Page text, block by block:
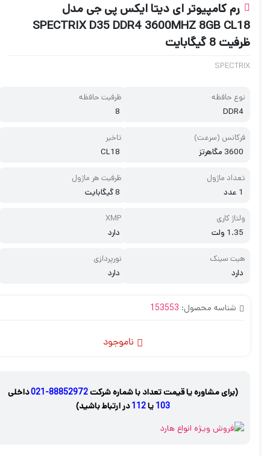
رم کامپیوتر ای دیتا ایکس پی جی مدل
SPECTRIX D35 DDR4 3600MHZ 8GB CL18
ظرفیت 8 گیگابایت
SPECTRIX
نوع حافظه
DDR4
ظرفیت حافظه
فرکانس (سرعت)
3600 مگاهرتز
تاخیر
CL18
تعداد ماژول
ظرفیت هر ماژول
ولتاژ کاری
1.35 ولت
XMP
دارد
هیت سینک
دارد
نورپردازی
دارد
شناسه محصول: 153553
ناموجود
(برای مشاوره یا قیمت تعداد با شماره شرکت88852972-021
داخلی
103یا112در ارتباط باشید)